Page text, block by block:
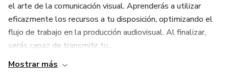
el arte de la comunicación visual. Aprenderás a utilizar
eficazmente los recursos a tu disposición, optimizando el
flujo de trabajo en la producción audiovisual. Al finalizar,
serás capaz de transmitir tu...
Mostrar más